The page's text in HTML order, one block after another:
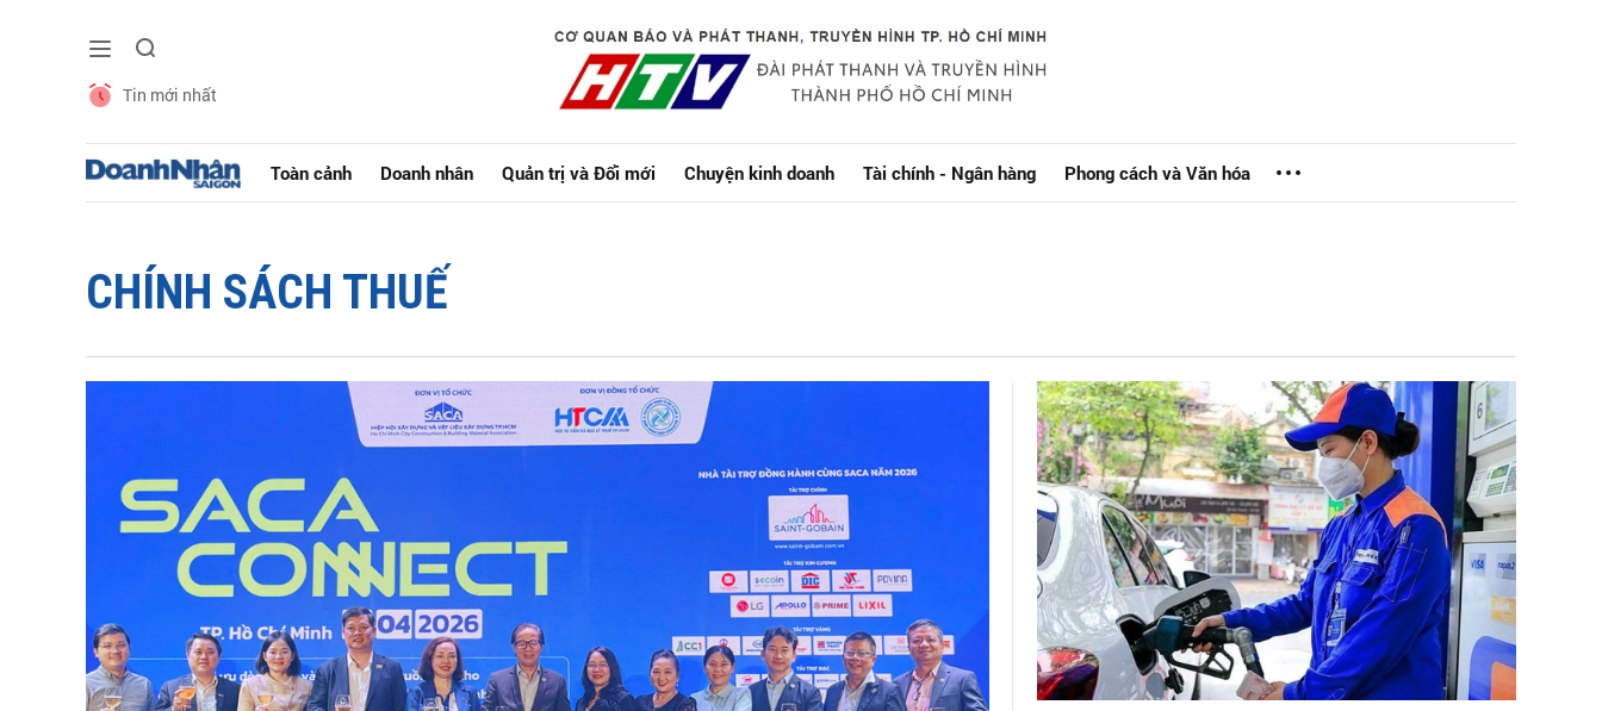
Tin mới nhất
Toàn cảnh Doanh nhân Quản trị và Đổi mới Chuyện kinh doanh Tài chính - Ngân hàng Phong cách và Văn hóa
CHÍNH SÁCH THUẾ